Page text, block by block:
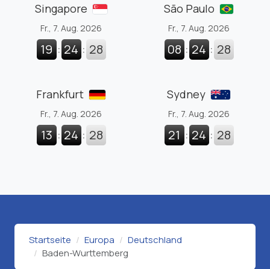
Singapore
Fr., 7. Aug. 2026
19 : 24 : 29
São Paulo
Fr., 7. Aug. 2026
08 : 24 : 29
Frankfurt
Fr., 7. Aug. 2026
13 : 24 : 29
Sydney
Fr., 7. Aug. 2026
21 : 24 : 29
Startseite Europa
Deutschland
Baden-Wurttemberg